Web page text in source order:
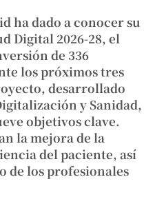
ha dado a conocer su
Digital 2026-28, el
de 336
los próximos tres
desarrollado
y Sanidad,
objetivos clave.
la mejora de la
del paciente, así
de los profesionales